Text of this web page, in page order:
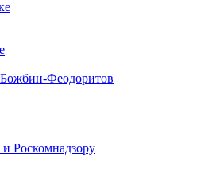
Феодоритов
Роскомнадзору